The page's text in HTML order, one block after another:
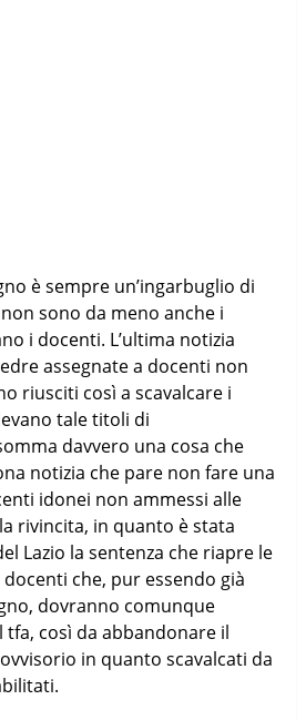
è sempre un’ingarbuglio di
sono da meno anche i
i docenti. L’ultima notizia
assegnate a docenti non
riusciti così a scavalcare i
tale titoli di
davvero una cosa che
notizia che pare non fare una
idonei non ammessi alle
rivincita, in quanto è stata
Lazio la sentenza che riapre le
che, pur essendo già
dovranno comunque
così da abbandonare il
in quanto scavalcati da